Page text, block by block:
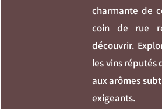
charmante de
coin de rue
découvrir.
les vins réputés
aux arômes
exigeants.